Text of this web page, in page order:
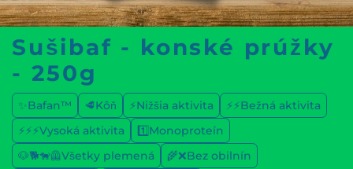
Sušibaf - konské prúžky
- 250g
✨Bafan™ 🥩Kôň ⚡Nižšia aktivita
⚡⚡Bežná aktivita
⚡⚡⚡Vysoká aktivita
1️⃣Monoproteín
🐶🐕🐕‍🦺Všetky plemená
🌾❌Bez obilnín